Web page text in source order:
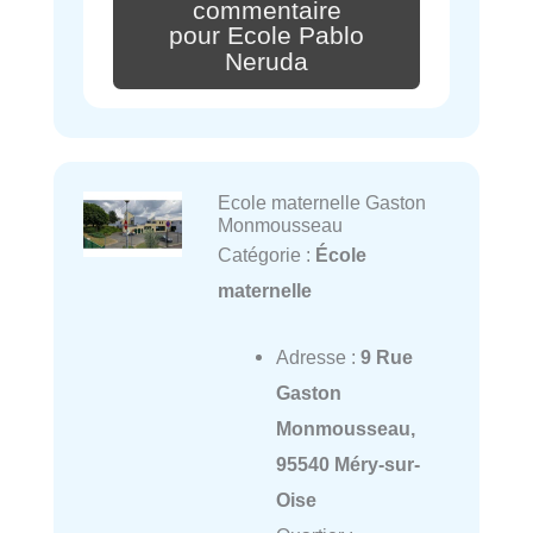
commentaire
pour Ecole Pablo
Neruda
Ecole maternelle Gaston
Monmousseau
Catégorie : École
maternelle
Adresse : 9 Rue
Gaston
Monmousseau,
95540 Méry-sur-
Oise